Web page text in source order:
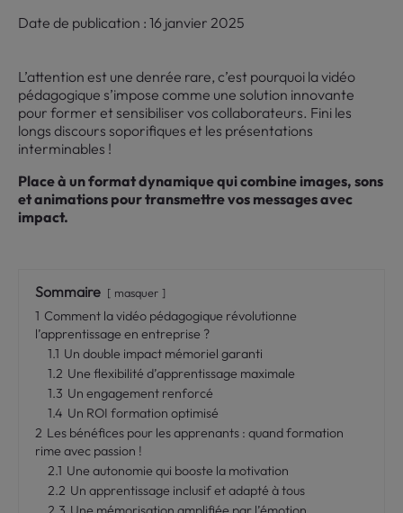
Date de publication : 16 janvier 2025
L’attention est une denrée rare, c’est pourquoi la vidéo
pédagogique s’impose comme une solution innovante
pour former et sensibiliser vos collaborateurs. Fini les
longs discours soporifiques et les présentations
interminables !
Place à un format dynamique qui combine images, sons
et animations pour transmettre vos messages avec
impact.
Sommaire masquer
1 Comment la vidéo pédagogique révolutionne
l’apprentissage en entreprise ?
1.1 Un double impact mémoriel garanti
1.2 Une flexibilité d’apprentissage maximale
1.3 Un engagement renforcé
1.4 Un ROI formation optimisé
2 Les bénéfices pour les apprenants : quand formation
rime avec passion !
2.1 Une autonomie qui booste la motivation
2.2 Un apprentissage inclusif et adapté à tous